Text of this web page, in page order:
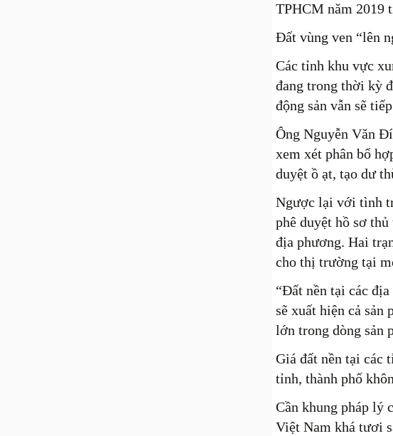
TPHCM năm 2019
Đất vùng ven “lên
Các tỉnh khu vực
đang trong thời kỳ
động sản vẫn sẽ
Ông Nguyễn Văn
xem xét phân bổ
duyệt ồ ạt, tạo dư
Ngược lại với tình
phê duyệt hồ sơ
địa phương. Hai
cho thị trường tại
“Đất nền tại các
sẽ xuất hiện cả sản
lớn trong dòng sản
Giá đất nền tại các
tỉnh, thành phố
Cần khung pháp lý
Việt Nam khá tươi